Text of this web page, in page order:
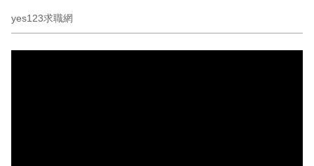
yes123求職網